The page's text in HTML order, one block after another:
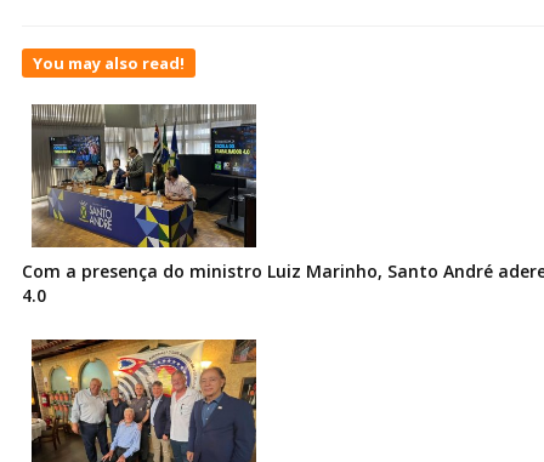
You may also read!
Com a presença do ministro Luiz Marinho, Santo André
4.0